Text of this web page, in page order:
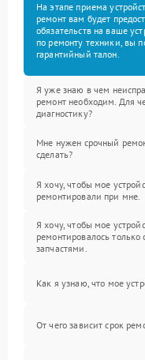
На этапе приема
ремонт вам будет
обязательств на ваше
по ремонту техники, вы
гарантийный талон.
Я уже знаю в чем
ремонт необходим. Для
диагностику?
Мне нужен срочный
сделать?
Я хочу, чтобы мое
ремонтировали при мне.
Я хочу, чтобы мое
ремонтировалось
запчастями.
Как я узнаю, что мое
От чего зависит срок